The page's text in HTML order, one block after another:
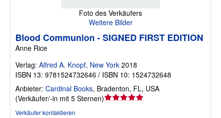
Foto des Verkäufers
Weitere Bilder
Blood Communion - SIGNED FIRST EDITION
Anne Rice
Verlag: Alfred A. Knopf, New York 2018
ISBN 13: 9781524732646 / ISBN 10: 1524732648
Anbieter: Cardinal Books, Bradenton, FL, USA
(Verkäufer/-in mit 5 Sternen)Verkäuferbewertung
Verkäufer kontaktieren